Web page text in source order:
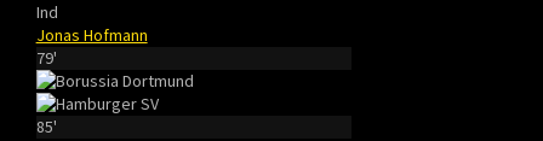
Ind
Jonas Hofmann
79'
85'